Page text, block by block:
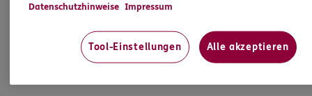
in Pforzheim, Julius-Moser-Str. 13.
So erreichen Sie uns
Datenschutzhinweise Impressum
Tool-Einstellungen Alle akzeptieren